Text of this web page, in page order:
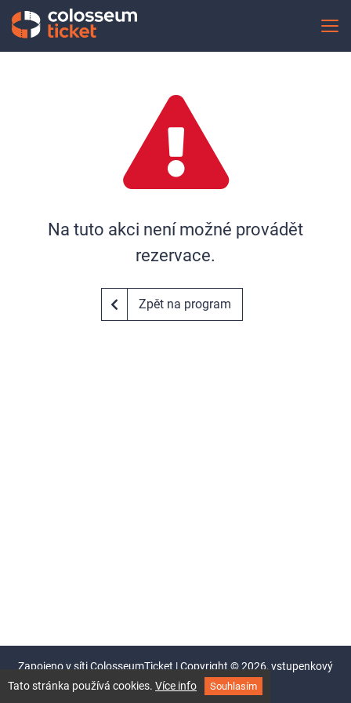
Tato stránka používá cookies. Více info Souhlasím
Na tuto akci není možné provádět
rezervace.
Zpět na program
Zapojeno v sítiColosseumTicket |Copyright ©2026, vstupenkový
systém Colosseum